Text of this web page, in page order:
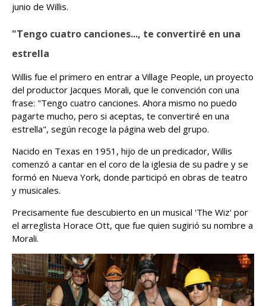
junio de Willis.
"Tengo cuatro canciones..., te convertiré en una
estrella
Willis fue el primero en entrar a Village People, un proyecto
del productor Jacques Morali, que le convención con una
frase: "Tengo cuatro canciones. Ahora mismo no puedo
pagarte mucho, pero si aceptas, te convertiré en una
estrella", según recoge la página web del grupo.
Nacido en Texas en 1951, hijo de un predicador, Willis
comenzó a cantar en el coro de la iglesia de su padre y se
formó en Nueva York, donde participó en obras de teatro
y musicales.
Precisamente fue descubierto en un musical 'The Wiz' por
el arreglista Horace Ott, que fue quien sugirió su nombre a
Morali.